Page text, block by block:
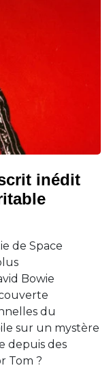
inédit
de Space
Bowie
du
sur un mystère
depuis des
Tom ?